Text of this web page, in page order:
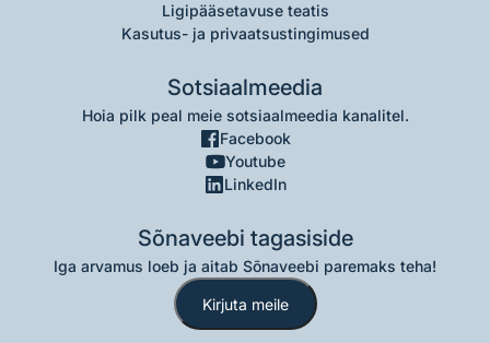
Ligipääsetavuse teatis
Kasutus- ja privaatsustingimused
Sotsiaalmeedia
Hoia pilk peal meie sotsiaalmeedia kanalitel.
Facebook
Youtube
LinkedIn
Sõnaveebi tagasiside
Iga arvamus loeb ja aitab Sõnaveebi paremaks teha!
Kirjuta meile